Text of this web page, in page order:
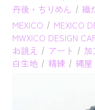
「世
２０２
「
２
TANGO 「
２０２３
AROCHA
２０２２年１０
２０２２年６月
「NEW
２０２１年１０
filtangoさまより
オンライン展示会
「ひときれ
２
「ひときれ
２０１
丹後・ちりめん
織
MEXICO
MEXICO
MWXICO DESIGN
お誂え
アート
白生地
精練 縄屋